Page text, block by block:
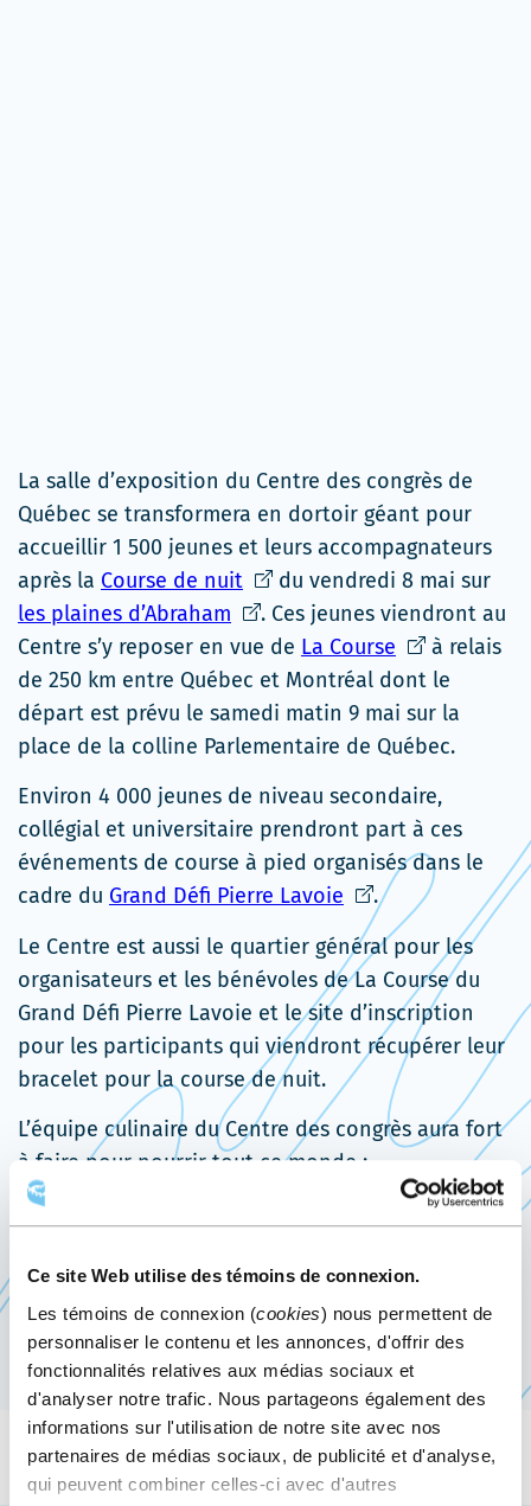
Ce site Web utilise des témoins de connexion.
Les témoins de connexion (cookies) nous permettent de
personnaliser le contenu et les annonces, d'offrir des
fonctionnalités relatives aux médias sociaux et
d'analyser notre trafic. Nous partageons également des
informations sur l'utilisation de notre site avec nos
partenaires de médias sociaux, de publicité et d'analyse,
qui peuvent combiner celles-ci avec d'autres
La salle d’exposition du Centre des congrès de
Québec se transformera en dortoir géant pour
accueillir 1 500 jeunes et leurs accompagnateurs
après la Course de nuit Ce
lien
s'ouvrira
dans
une
nouvelle
du vendredi 8 mai sur
les plaines d’Abraham Ce
lien
s'ouvrira
dans
une
fenêtre
. Ces jeunes viendront au
Centre s’y reposer en vue de La Course Ce
lien
s'ouvrira
dans
nouvelle
fenêtre
à relais
de 250 km entre Québec et Montréal dont le
départ est prévu le samedi matin 9 mai sur la
place de la colline Parlementaire de Québec.
Environ 4 000 jeunes de niveau secondaire,
collégial et universitaire prendront part à ces
événements de course à pied organisés dans le
cadre du Grand Défi Pierre Lavoie Ce
lien
s'ouvrira
dans
une
nouvelle
fenêtre
.
Le Centre est aussi le quartier général pour les
organisateurs et les bénévoles de La Course du
Grand Défi Pierre Lavoie et le site d’inscription
pour les participants qui viendront récupérer leur
bracelet pour la course de nuit.
L’équipe culinaire du Centre des congrès aura fort
à faire pour nourrir tout ce monde :
• 1740 sacs à lunch à préparer
• 600 repas pour les bénévoles
• 2 200 litres de bouillon à préparer pour